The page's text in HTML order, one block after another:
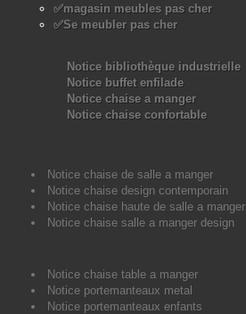
✅Se meubler pas cher
✅magasin meubles pas cher
Notice bibliothèque industrielle
Notice buffet enfilade
Notice chaise a manger
Notice chaise confortable
Notice chaise de salle a manger
Notice chaise design contemporain
Notice chaise haute de salle a manger
Notice chaise salle a manger design
Notice chaise table a manger
Notice portemanteaux metal
Notice portemanteaux enfants